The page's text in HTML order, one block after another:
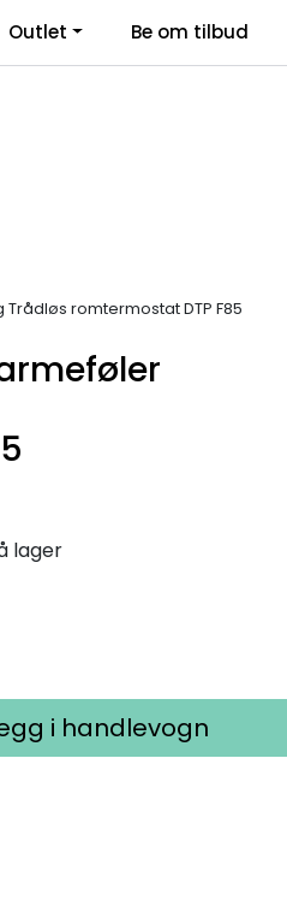
Kontakt Oss Logg inn
Outlet Be om tilbud
romtermostat DTP F85
lager
i handlevogn